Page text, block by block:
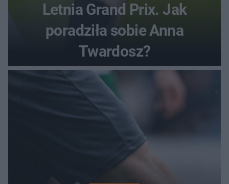
Letnia Grand Prix. Jak
poradziła sobie Anna
Twardosz?